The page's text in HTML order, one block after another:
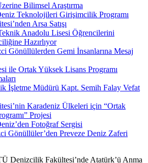
Bilimsel Araştırma
Teknolojileri Girişimcilik Programı
Arsa Satışı
Anadolu Lisesi Öğrencilerini
Hazırlıyor
Gönüllülerden Gemi İnsanlarına Mesaj
ile Ortak Yüksek Lisans Programı
İşletme Müdürü Kapt. Semih Falay Vefat
Karadeniz Ülkeleri için “Ortak
Projesi
Fotoğraf Sergisi
Gönüllüler’den Preveze Deniz Zaferi
Denizcilik Fakültesi’nde Atatürk’ü Anma